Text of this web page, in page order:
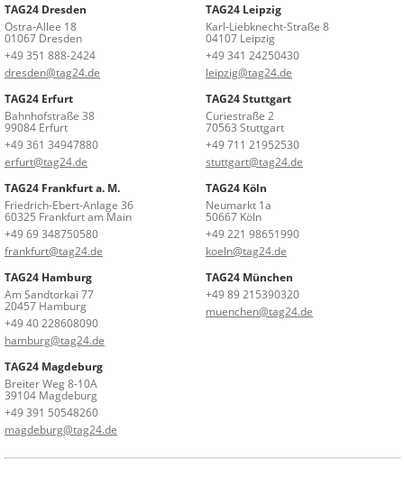
TAG24 Dresden
Ostra-Allee 18
01067 Dresden
+49 351 888-2424
dresden@tag24.de
TAG24 Leipzig
Karl-Liebknecht-Straße 8
04107 Leipzig
+49 341 24250430
leipzig@tag24.de
TAG24 Erfurt
Bahnhofstraße 38
99084 Erfurt
+49 361 34947880
erfurt@tag24.de
TAG24 Stuttgart
Curiestraße 2
70563 Stuttgart
+49 711 21952530
stuttgart@tag24.de
TAG24 Frankfurt a. M.
Friedrich-Ebert-Anlage 36
60325 Frankfurt am Main
+49 69 348750580
frankfurt@tag24.de
TAG24 Köln
Neumarkt 1a
50667 Köln
+49 221 98651990
koeln@tag24.de
TAG24 Hamburg
Am Sandtorkai 77
20457 Hamburg
+49 40 228608090
hamburg@tag24.de
TAG24 München
+49 89 215390320
muenchen@tag24.de
TAG24 Magdeburg
Breiter Weg 8-10A
39104 Magdeburg
+49 391 50548260
magdeburg@tag24.de